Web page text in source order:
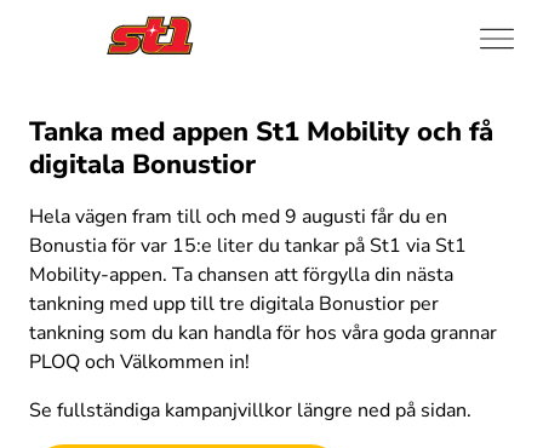
Tanka med appen St1 Mobility och få
digitala Bonustior
Hela vägen fram till och med 9 augusti får du en
Bonustia för var 15:e liter du tankar på St1 via St1
Mobility-appen. Ta chansen att förgylla din nästa
tankning med upp till tre digitala Bonustior per
tankning som du kan handla för hos våra goda grannar
PLOQ och Välkommen in!
Se fullständiga kampanjvillkor längre ned på sidan.